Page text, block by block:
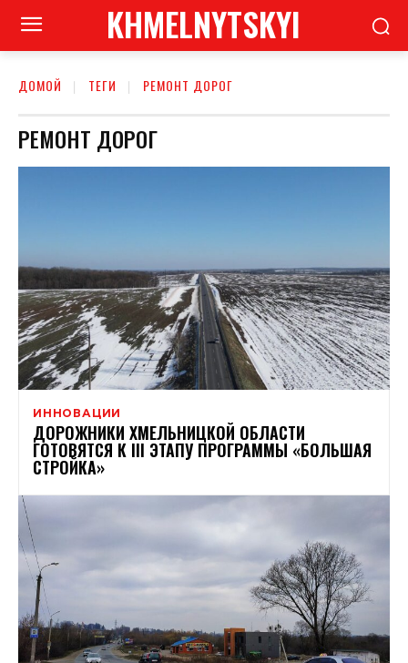
KHMELNYTSKYI
ДОМОЙ ТЕГИ РЕМОНТ ДОРОГ
РЕМОНТ ДОРОГ
ИННОВАЦИИ
ДОРОЖНИКИ ХМЕЛЬНИЦКОЙ ОБЛАСТИ
ГОТОВЯТСЯ К ІІІ ЭТАПУ ПРОГРАММЫ «БОЛЬШАЯ
СТРОЙКА»